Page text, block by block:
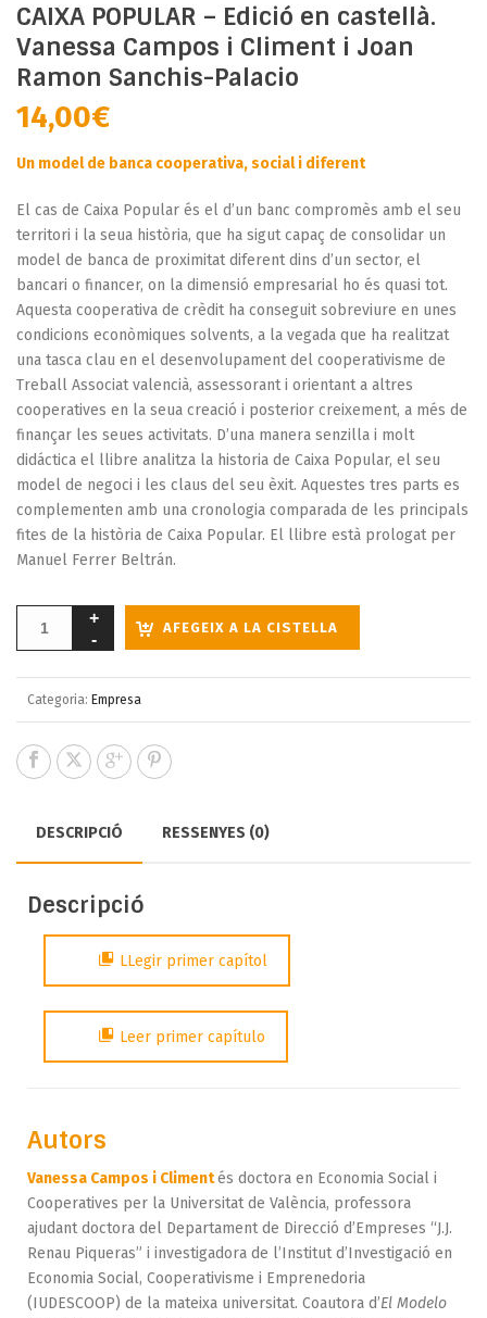
CAIXA POPULAR – Edició en castellà.
Vanessa Campos i Climent i Joan
Ramon Sanchis-Palacio
14,00€
Un model de banca cooperativa, social i diferent
El cas de Caixa Popular és el d’un banc compromès amb el seu
territori i la seua història, que ha sigut capaç de consolidar un
model de banca de proximitat diferent dins d’un sector, el
bancari o financer, on la dimensió empresarial ho és quasi tot.
Aquesta cooperativa de crèdit ha conseguit sobreviure en unes
condicions econòmiques solvents, a la vegada que ha realitzat
una tasca clau en el desenvolupament del cooperativisme de
Treball Associat valencià, assessorant i orientant a altres
cooperatives en la seua creació i posterior creixement, a més de
finançar les seues activitats. D’una manera senzilla i molt
didáctica el llibre analitza la historia de Caixa Popular, el seu
model de negoci i les claus del seu èxit. Aquestes tres parts es
complementen amb una cronologia comparada de les principals
fites de la història de Caixa Popular. El llibre està prologat per
Manuel Ferrer Beltrán.
AFEGEIX A LA CISTELLA
Categoria: Empresa
DESCRIPCIÓ RESSENYES (0)
Descripció
LLegir primer capítol
Leer primer capítulo
Autors
Vanessa Campos i Climentés doctora en Economia Social i
Cooperatives per la Universitat de València, professora
ajudant doctora del Departament de Direcció d’Empreses “J.J.
Renau Piqueras” i investigadora de l’Institut d’Investigació en
Economia Social, Cooperativisme i Emprenedoria
(IUDESCOOP) de la mateixa universitat. Coautora d’El Modelo